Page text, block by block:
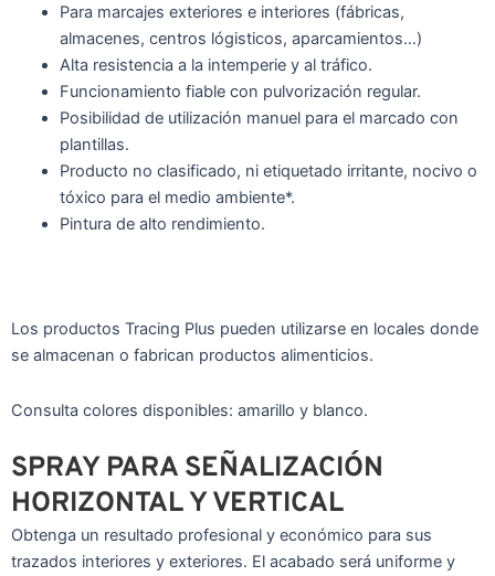
Para marcajes exteriores e interiores (fábricas,
almacenes, centros lógisticos, aparcamientos…)
Alta resistencia a la intemperie y al tráfico.
Funcionamiento fiable con pulvorización regular.
Posibilidad de utilización manuel para el marcado con
plantillas.
Producto no clasificado, ni etiquetado irritante, nocivo o
tóxico para el medio ambiente*.
Pintura de alto rendimiento.
Los productos Tracing Plus pueden utilizarse en locales donde
se almacenan o fabrican productos alimenticios.
Consulta colores disponibles: amarillo y blanco.
SPRAY PARA SEÑALIZACIÓN
HORIZONTAL Y VERTICAL
Obtenga un resultado profesional y económico para sus
trazados interiores y exteriores. El acabado será uniforme y